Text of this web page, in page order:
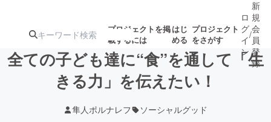
プロジェクトを掲
載するには
はじ
める
プロジェクト
をさがす
注目のリ
ターン
ジェクト
ロジェクト
ロ
グ
イ
ン
/
新
規
会
員
登
録
全ての子ども達に“食”を通して「生
きる力」を伝えたい！
隼人ポルナレフ ソーシャルグッド